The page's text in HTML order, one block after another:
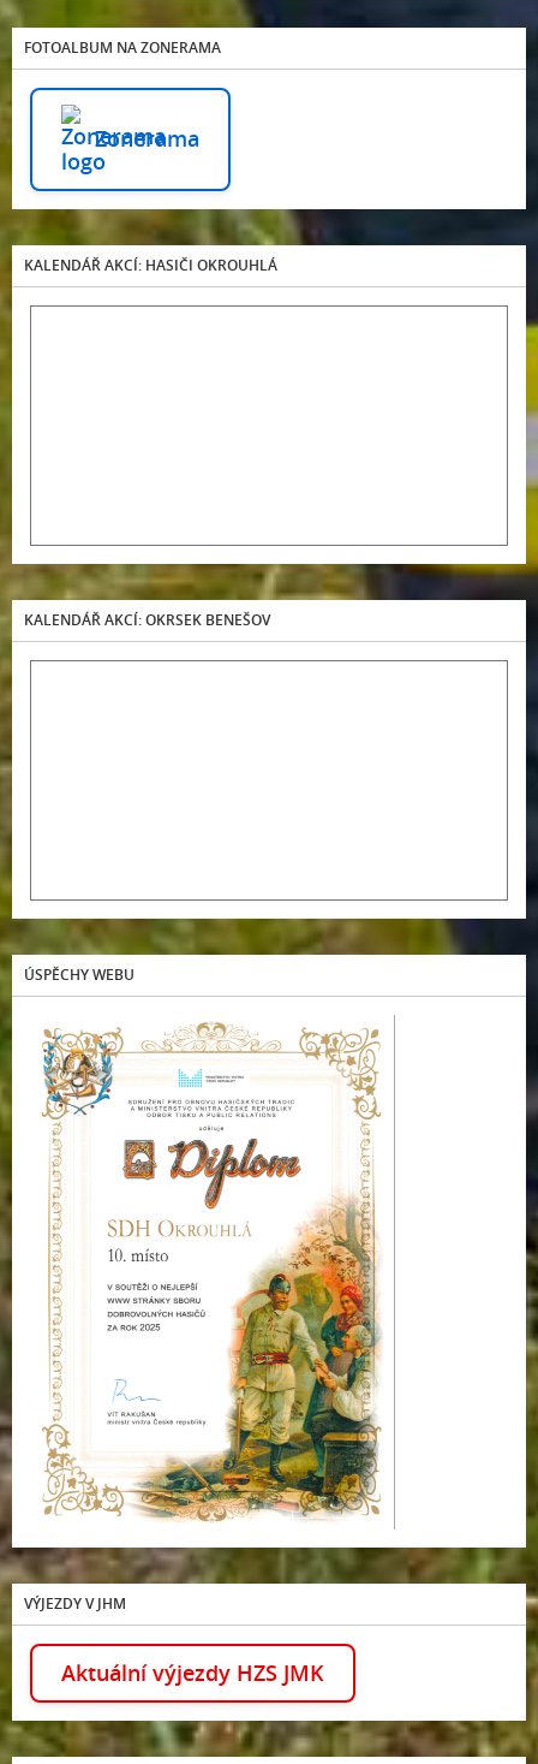
FOTOALBUM NA ZONERAMA
Zonerama
KALENDÁŘ AKCÍ: HASIČI OKROUHLÁ
KALENDÁŘ AKCÍ: OKRSEK BENEŠOV
ÚSPĚCHY WEBU
VÝJEZDY V JHM
Aktuální výjezdy HZS JMK